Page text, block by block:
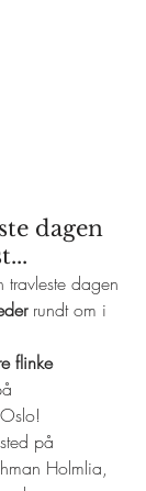
dagen
dagen
rundt om i
flinke
på
Holmlia,